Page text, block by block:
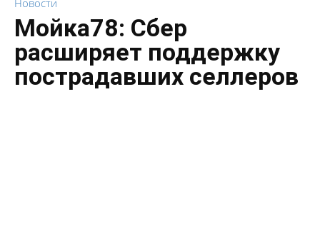
Мойка78: Сбер
расширяет поддержку
пострадавших селлеров